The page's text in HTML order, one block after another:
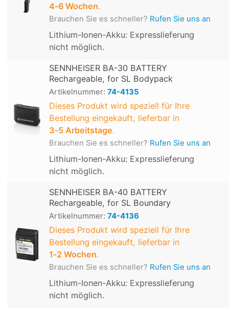
4‑6 Wochen.
Brauchen Sie es schneller? Rufen Sie uns an
Lithium-Ionen-Akku: Expresslieferung
nicht möglich.
SENNHEISER BA-30 BATTERY
Rechargeable, for SL Bodypack
Artikelnummer: 74-4135
Dieses Produkt wird speziell für Ihre
Bestellung eingekauft, lieferbar in
3‑5 Arbeitstage.
Brauchen Sie es schneller? Rufen Sie uns an
Lithium-Ionen-Akku: Expresslieferung
nicht möglich.
SENNHEISER BA-40 BATTERY
Rechargeable, for SL Boundary
Artikelnummer: 74-4136
Dieses Produkt wird speziell für Ihre
Bestellung eingekauft, lieferbar in
1‑2 Wochen.
Brauchen Sie es schneller? Rufen Sie uns an
Lithium-Ionen-Akku: Expresslieferung
nicht möglich.